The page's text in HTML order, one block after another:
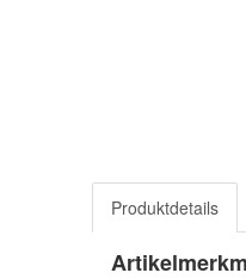
Produktdetails